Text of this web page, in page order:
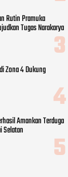
Rutin Pramuka
Tugas Narakarya
Zona 4 Dukung
Amankan Terduga
Selatan